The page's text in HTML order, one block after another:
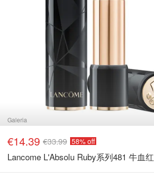
Galeria
€14.39 €33.99 58% off
Lancome L'Absolu Ruby系列481 牛血红